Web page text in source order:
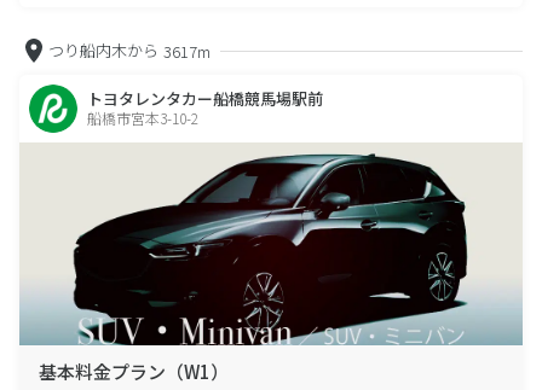
つり船内木から 3617m
トヨタレンタカー船橋競馬場駅前
船橋市宮本3-10-2
基本料金プラン（W1）